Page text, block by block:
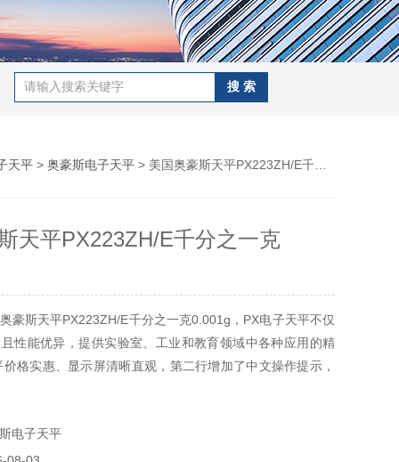
天平 > 奥豪斯电子天平 > 美国奥豪斯天平PX223ZH/E千分之一克0.001g
天平PX223ZH/E千分之一克
豪斯天平PX223ZH/E千分之一克0.001g，PX电子天平不仅
性能优异，提供实验室、工业和教育领域中各种应用的精
格实惠、显示屏清晰直观，第二行增加了中文操作提示，
电子天平